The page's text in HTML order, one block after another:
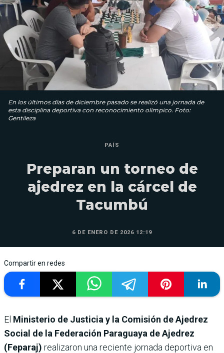
En los últimos días de diciembre pasado se realizó una jornada de
esta disciplina deportiva con reconocimiento olímpico. Foto:
Gentileza
PAÍS
Preparan un torneo de
ajedrez en la cárcel de
Tacumbú
6 DE ENERO DE 2026 12:19
Compartir en redes
El Ministerio de Justicia y la Comisión de Ajedrez
Social de la Federación Paraguaya de Ajedrez
(Feparaj) realizaron una reciente jornada deportiva en